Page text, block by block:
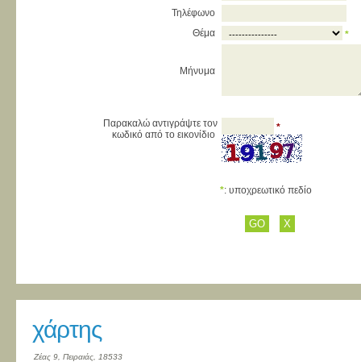
Τηλέφωνο
Θέμα
*
Μήνυμα
Παρακαλώ αντιγράψτε τον
κωδικό από το εικονίδιο
*
*: υποχρεωτικό πεδίο
χάρτης
Ζέας 9, Πειραιάς, 18533